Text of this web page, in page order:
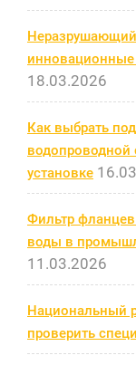
18.03.2026
Как выбрать
установке
Фильтр
воды в
11.03.2026
Национальный
проверить